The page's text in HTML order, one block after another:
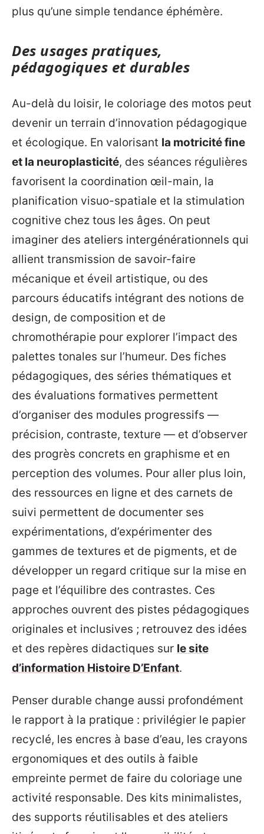
plus qu’une simple tendance éphémère.
Des usages pratiques,
pédagogiques et durables
Au-delà du loisir, le coloriage des motos peut
devenir un terrain d’innovation pédagogique
et écologique. En valorisant la motricité fine
et la neuroplasticité, des séances régulières
favorisent la coordination œil-main, la
planification visuo-spatiale et la stimulation
cognitive chez tous les âges. On peut
imaginer des ateliers intergénérationnels qui
allient transmission de savoir-faire
mécanique et éveil artistique, ou des
parcours éducatifs intégrant des notions de
design, de composition et de
chromothérapie pour explorer l’impact des
palettes tonales sur l’humeur. Des fiches
pédagogiques, des séries thématiques et
des évaluations formatives permettent
d’organiser des modules progressifs —
précision, contraste, texture — et d’observer
des progrès concrets en graphisme et en
perception des volumes. Pour aller plus loin,
des ressources en ligne et des carnets de
suivi permettent de documenter ses
expérimentations, d’expérimenter des
gammes de textures et de pigments, et de
développer un regard critique sur la mise en
page et l’équilibre des contrastes. Ces
approches ouvrent des pistes pédagogiques
originales et inclusives ; retrouvez des idées
et des repères didactiques sur le site
d’information Histoire D’Enfant.
Penser durable change aussi profondément
le rapport à la pratique : privilégier le papier
recyclé, les encres à base d’eau, les crayons
ergonomiques et des outils à faible
empreinte permet de faire du coloriage une
activité responsable. Des kits minimalistes,
des supports réutilisables et des ateliers